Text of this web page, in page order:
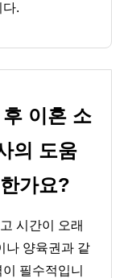
다.
이혼 소
의 도움
가요?
시간이 오래
나 양육권과 같
필수적입니